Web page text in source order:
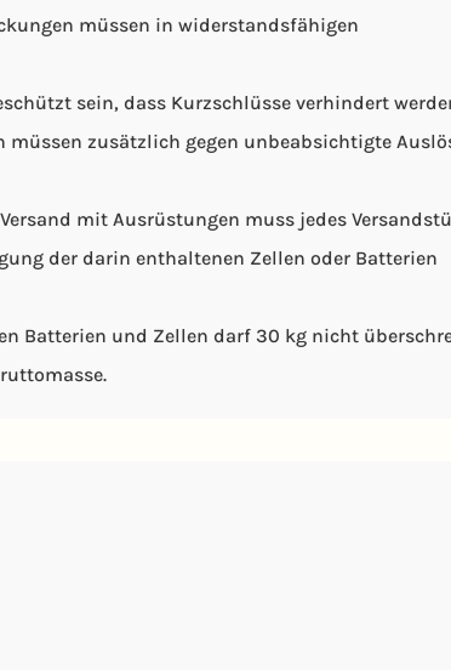
müssen in widerstandsfähigen
sein, dass Kurzschlüsse verhindert
zusätzlich gegen unbeabsichtigte
mit Ausrüstungen muss jedes
der darin enthaltenen Zellen oder Batterien
Batterien und Zellen darf 30 kg nicht